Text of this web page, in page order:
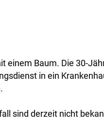
einem Baum. Die 30-
in ein
sind derzeit nicht